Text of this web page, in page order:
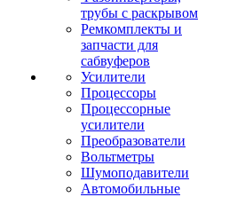
трубы с раскрывом
Ремкомплекты и
запчасти для
сабвуферов
Усилители
Процессоры
Процессорные
усилители
Преобразователи
Вольтметры
Шумоподавители
Автомобильные